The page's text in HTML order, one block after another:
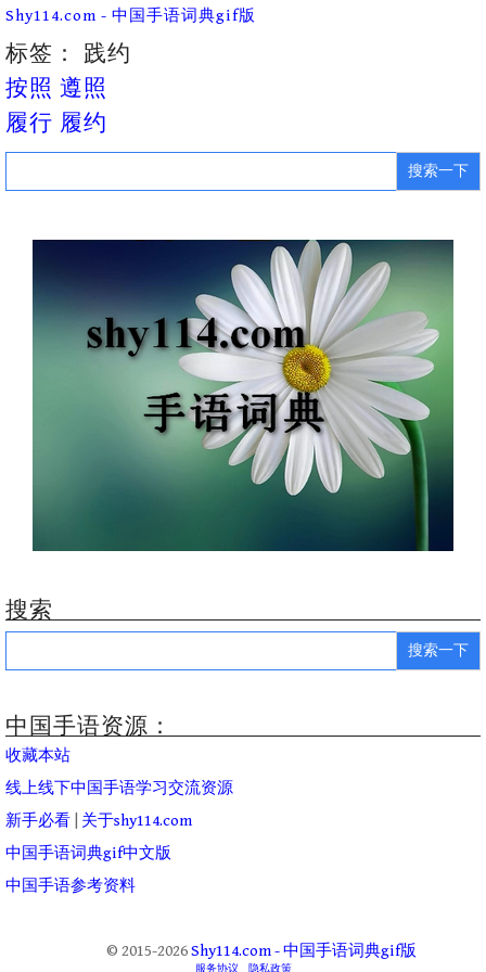
Skip
content
Shy114.com - 中国手语词典gif版
标签： 践约
按照 遵照
履行 履约
Search
搜索
Search
中国手语资源：
收藏本站
线上线下中国手语学习交流资源
新手必看
关于shy114.com
中国手语词典gif中文版
中国手语参考资料
© 2015-2026Shy114.com - 中国手语词典gif版
服务协议 隐私政策